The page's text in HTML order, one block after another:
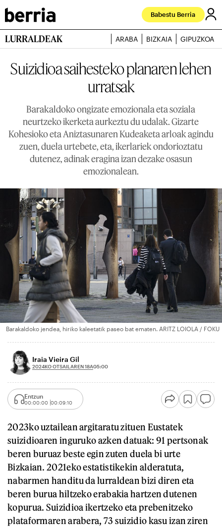
Babestu Berria
LURRALDEAK ARABA BIZKAIA GIPUZKOA
Suizidioa saihesteko planaren lehen
urratsak
Barakaldoko ongizate emozionala eta soziala
neurtzeko ikerketa aurkeztu du udalak. Gizarte
Kohesioko eta Aniztasunaren Kudeaketa arloak agindu
zuen, duela urtebete, eta, ikerlariek ondorioztatu
dutenez, adinak eragina izan dezake osasun
emozionalean.
Barakaldoko jendea, hiriko kaleetatik paseo bat ematen. ARITZ LOIOLA / FOKU
Iraia Vieira Gil
2024KO OTSAILAREN 18A05:00
Entzun
00:00:00 00:09:10
2023ko uztailean argitaratu zituen Eustatek
suizidioaren inguruko azken datuak: 91 pertsonak
beren buruaz beste egin zuten duela bi urte
Bizkaian. 2021eko estatistikekin alderatuta,
nabarmen handitu da lurraldean bizi diren eta
beren burua hiltzeko erabakia hartzen dutenen
kopurua. Suizidioa ikertzeko eta prebenitzeko
plataformaren arabera, 73 suizidio kasu izan ziren